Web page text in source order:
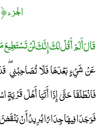
الجزء ﴿ 16 ﴾
قَالَ أَلَمْ أَقُلْ لَكَ إِنَّكَ لَنْ تَسْتَطِيعَ
فَانْطَلَقَا حَتَّىٰ إِذَا أَتَيَا أَهْلَ قَرْيَةٍ
فَوَجَدَا فِيهَا جِدَارًا يُرِيدُ أَنْ